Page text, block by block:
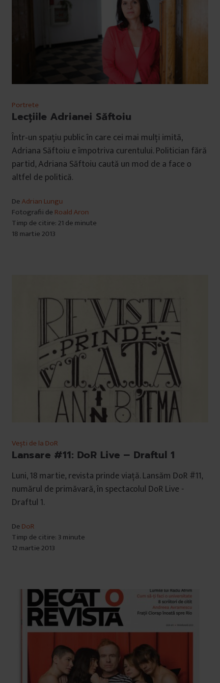
Portrete
Lecțiile Adrianei Săftoiu
Într‑un spațiu public în care cei mai mulţi imită,
Adriana Săftoiu e împotriva curentului. Politician fără
partid, Adriana Săftoiu caută un mod de a face o
altfel de politică.
DeAdrian Lungu
Fotografii de Roald Aron
Timp de citire: 21 de minute
18 martie 2013
Vești de la DoR
Lansare #11: DoR Live – Draftul 1
Luni, 18 martie, revista prinde viață. Lansăm DoR #11,
numărul de primăvară, în spectacolul DoR Live -
Draftul 1.
De DoR
Timp de citire: 3 minute
12 martie 2013